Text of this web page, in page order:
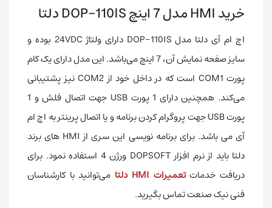
پورت ارتباطی اترنت (Ethernet) ندارد
حافظه SD
خرید HMI مدل 7 اینچ DOP-110IS دلتا
اچ ام آی دلتا مدل DOP-110IS دارای ولتاژ 24VDC بوده و
سایز صفحه نمایش آن، 7 اینچ می‌باشد. این مدل دارای یک کام
پورت COM1 است که در داخل خود از COM2 نیز پشتیبانی
می‌کند. همچنین دارای 1 پورت USB جهت اتصال فلش و 1
پورت USB جهت پروگرام کردن برنامه و یا اتصال پرینتر به اچ ام
آی می باشد. برای برنامه نویسی این سری از HMI های برند
دلتا باید از نرم افزار DOPSOFT ورژن 4 استفاده نمود. برای
دریافت خدماتتعمیرات HMI دلتا
می‌توانید با کارشناسان
فنی نیک صنعت تماس بگیرید.